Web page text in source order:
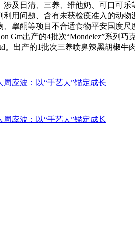
涉及日清、三养、维他奶、可口可
利用问题、含有未获检疫准入的动
睾酮等项目不合适食物平安国度
Gm出产的4批次“Mondelez”系
。出产的1批次三养喷鼻辣黑胡椒
周应波：以“手艺人”锚定成长
周应波：以“手艺人”锚定成长